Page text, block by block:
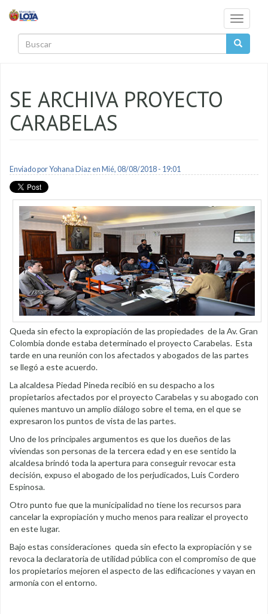
Toggle
SE ARCHIVA PROYECTO
CARABELAS
Enviado porYohana Diazen Mié, 08/08/2018 - 19:01
Queda sin efecto la expropiación de las propiedades de la Av. Gran
Colombia donde estaba determinado el proyecto Carabelas. Esta
tarde en una reunión con los afectados y abogados de las partes
se llegó a este acuerdo.
La alcaldesa Piedad Pineda recibió en su despacho a los
propietarios afectados por el proyecto Carabelas y su abogado con
quienes mantuvo un amplio diálogo sobre el tema, en el que se
expresaron los puntos de vista de las partes.
Uno de los principales argumentos es que los dueños de las
viviendas son personas de la tercera edad y en ese sentido la
alcaldesa brindó toda la apertura para conseguir revocar esta
decisión, expuso el abogado de los perjudicados, Luis Cordero
Espinosa.
Otro punto fue que la municipalidad no tiene los recursos para
cancelar la expropiación y mucho menos para realizar el proyecto
en este lugar.
Bajo estas consideraciones queda sin efecto la expropiación y se
revoca la declaratoria de utilidad pública con el compromiso de que
los propietarios mejoren el aspecto de las edificaciones y vayan en
armonía con el entorno.